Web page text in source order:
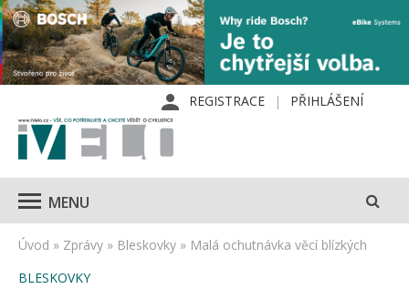
REGISTRACE PŘIHLÁŠENÍ
MENU
Úvod » Zprávy » Bleskovky » Malá ochutnávka věcí blízkých
BLESKOVKY